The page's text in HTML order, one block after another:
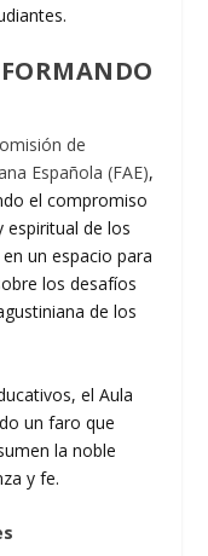
de
Española (FAE),
el compromiso
espiritual de los
un espacio para
los desafíos
de los
el Aula
un faro que
la noble
y fe.